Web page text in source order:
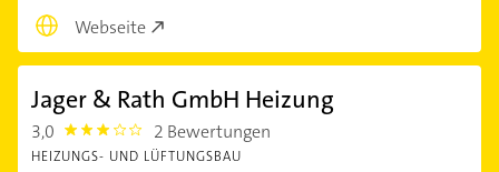
Webseite
Jager & Rath GmbH Heizung
3,0 3.0 2 Bewertungen
HEIZUNGS- UND LÜFTUNGSBAU